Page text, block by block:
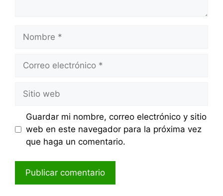
Nombre
Correo
Sitio
web
Guardar mi nombre, correo electrónico y sitio
web en este navegador para la próxima vez
que haga un comentario.